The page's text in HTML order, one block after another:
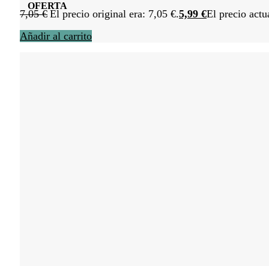
OFERTA
7,05€ El precio original era: 7,05 €.5,99 €El precio
Añadir al carrito